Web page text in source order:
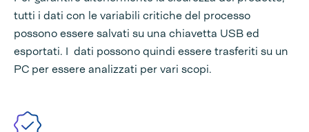
tutti i dati con le variabili critiche del processo
possono essere salvati su una chiavetta USB ed
esportati. I dati possono quindi essere trasferiti su un
PC per essere analizzati per vari scopi.